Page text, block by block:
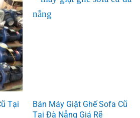
Tại
Bán Máy Giặt Ghế Sofa Cũ
Tại Đà Nẵng Giá Rẽ